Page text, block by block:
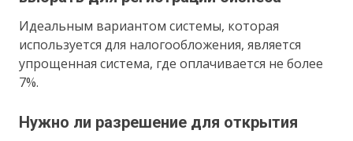
Идеальным вариантом системы, которая
используется для налогообложения, является
упрощенная система, где оплачивается не более
7%.
Нужно ли разрешение для открытия